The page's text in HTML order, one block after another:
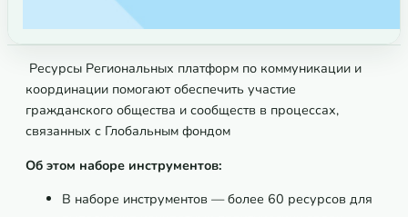
Ресурсы Региональных платформ по коммуникации и
координации помогают обеспечить участие
гражданского общества и сообществ в процессах,
связанных с Глобальным фондом
Об этом наборе инструментов:
В наборе инструментов — более 60 ресурсов для